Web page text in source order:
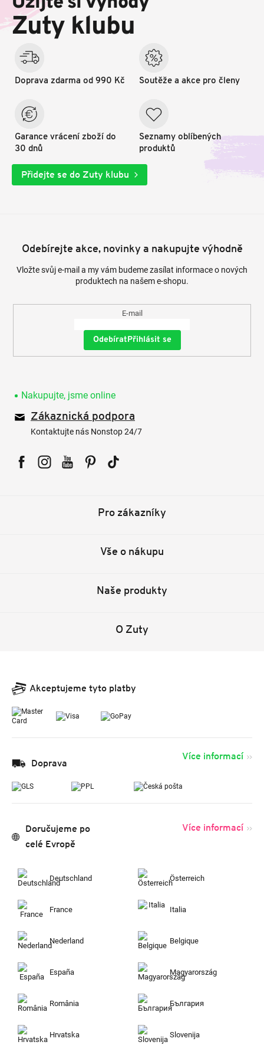
í
Zuty klubu
Doprava zdarma od 990 Kč
Garance vrácení zboží do
30 dnů
Soutěže a akce pro členy
Seznamy oblíbených
produktů
Přidejte se do Zuty klubu
Odebírejte akce, novinky a nakupujte výhodně
Vložte svůj e-mail a my vám budeme zasílat informace o nových
produktech na našem e-shopu.
E-mail
Přihlásit se
Nakupujte, jsme online
Zákaznická podpora
Kontaktujte nás Nonstop 24/7
Pro zákazníky
Vše o nákupu
Naše produkty
O Zuty
Akceptujeme tyto platby
Doprava
Více informací
Doručujeme po
celé Evropě
Více informací
Deutschland Österreich
France Italia
Nederland Belgique
España Magyarország
România България
Hrvatska Slovenija